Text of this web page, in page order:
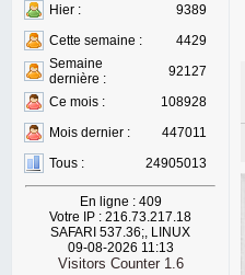
Hier :
9389
Cette semaine :
4429
Semaine
dernière :
92127
Ce mois :
108928
Mois dernier :
447011
Tous :
24905013
En ligne : 409
Votre IP : 216.73.217.18
SAFARI 537.36;, LINUX
09-08-2026 11:13
Visitors Counter 1.6